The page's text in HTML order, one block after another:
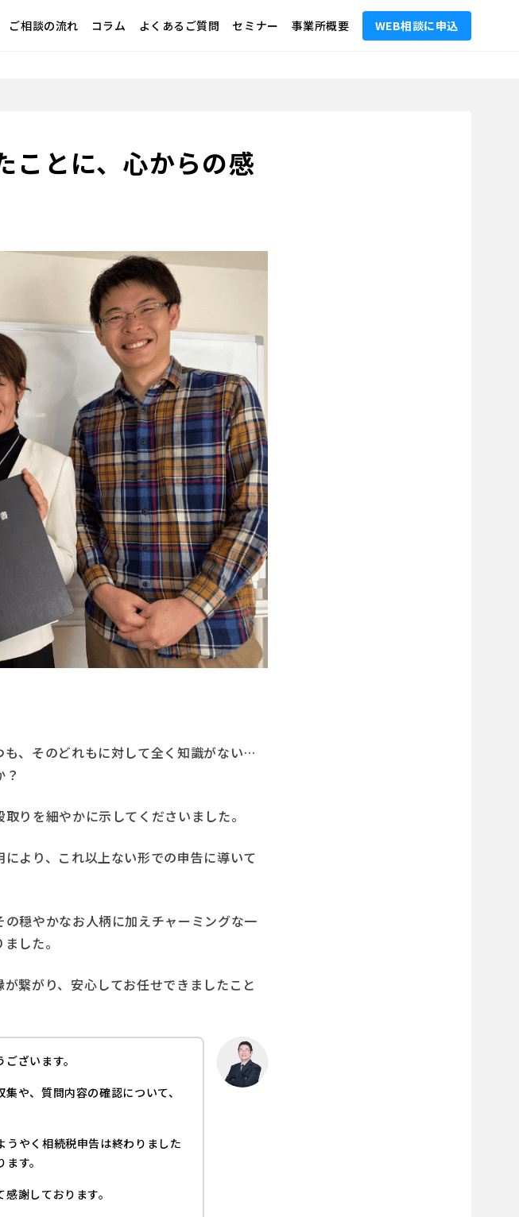
ご相談の流れ コラム よくあるご質問 セミナー 事業所概要 WEB相談に申込
ことに、心からの感
、そのどれもに対して全く知識がない…
りを細やかに示してくださいました。
より、これ以上ない形での申告に導いて
穏やかなお人柄に加えチャーミングな一
した。
繋がり、安心してお任せできましたこと
ざいます。
や、質問内容の確認について、
やく相続税申告は終わりました
す。
謝しております。